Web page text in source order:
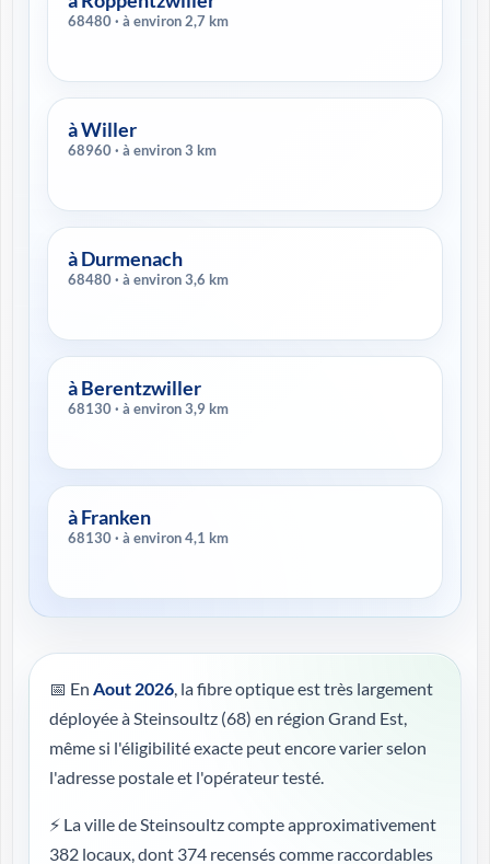
68480 · à environ 2,7 km
à Willer
68960 · à environ 3 km
à Durmenach
68480 · à environ 3,6 km
à Berentzwiller
68130 · à environ 3,9 km
à Franken
68130 · à environ 4,1 km
📅 En Aout 2026, la fibre optique est très largement
déployée à Steinsoultz (68) en région Grand Est,
même si l'éligibilité exacte peut encore varier selon
l'adresse postale et l'opérateur testé.
⚡ La ville de Steinsoultz compte approximativement
382 locaux, dont 374 recensés comme raccordables